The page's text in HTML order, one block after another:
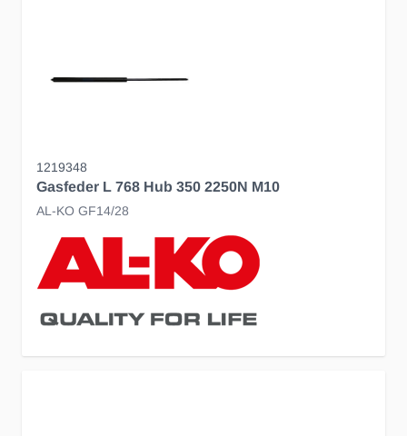
1219348
Gasfeder L 768 Hub 350 2250N M10
AL-KO GF14/28